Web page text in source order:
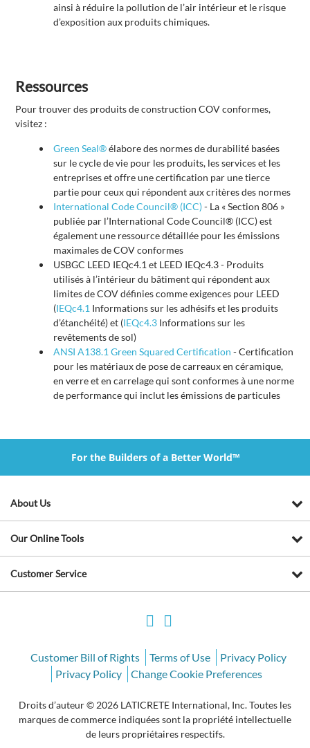
ainsi à réduire la pollution de l’air intérieur et le risque
d’exposition aux produits chimiques.
Ressources
Pour trouver des produits de construction COV conformes,
visitez :
Green Seal®élabore des normes de durabilité basées
sur le cycle de vie pour les produits, les services et les
entreprises et offre une certification par une tierce
partie pour ceux qui répondent aux critères des normes
International Code Council® (ICC)- La « Section 806 »
publiée par l’International Code Council® (ICC) est
également une ressource détaillée pour les émissions
maximales de COV conformes
USBGC LEED IEQc4.1 et LEED IEQc4.3 - Produits
utilisés à l’intérieur du bâtiment qui répondent aux
limites de COV définies comme exigences pour LEED
(IEQc4.1 Informations sur les adhésifs et les produits
d’étanchéité) et (IEQc4.3 Informations sur les
revêtements de sol)
ANSI A138.1 Green Squared Certification - Certification
pour les matériaux de pose de carreaux en céramique,
en verre et en carrelage qui sont conformes à une norme
de performance qui inclut les émissions de particules
For the Builders of a Better World™
About Us
Our Online Tools
Customer Service
Customer Bill of Rights Terms of Use
Privacy Policy
Privacy Policy
Change Cookie Preferences
Droits d’auteur © 2026 LATICRETE International, Inc. Toutes les
marques de commerce indiquées sont la propriété intellectuelle
de leurs propriétaires respectifs.